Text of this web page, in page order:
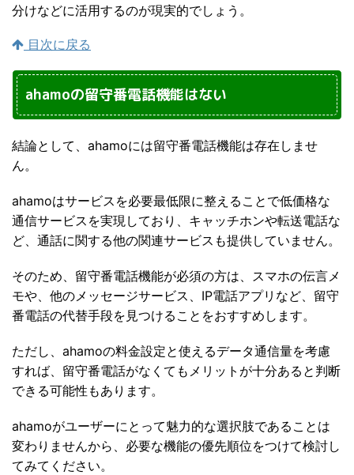
分けなどに活用するのが現実的でしょう。
目次に戻る
ahamoの留守番電話機能はない
結論として、ahamoには留守番電話機能は存在しませ
ん。
ahamoはサービスを必要最低限に整えることで低価格な
通信サービスを実現しており、キャッチホンや転送電話な
ど、通話に関する他の関連サービスも提供していません。
そのため、留守番電話機能が必須の方は、スマホの伝言メ
モや、他のメッセージサービス、IP電話アプリなど、留守
番電話の代替手段を見つけることをおすすめします。
ただし、ahamoの料金設定と使えるデータ通信量を考慮
すれば、留守番電話がなくてもメリットが十分あると判断
できる可能性もあります。
ahamoがユーザーにとって魅力的な選択肢であることは
変わりませんから、必要な機能の優先順位をつけて検討し
てみてください。